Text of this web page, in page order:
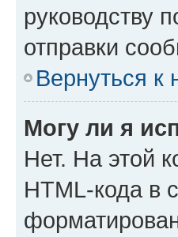
руководству
отправки
Вернуться к
Могу ли я
Нет. На этой
HTML-кода в